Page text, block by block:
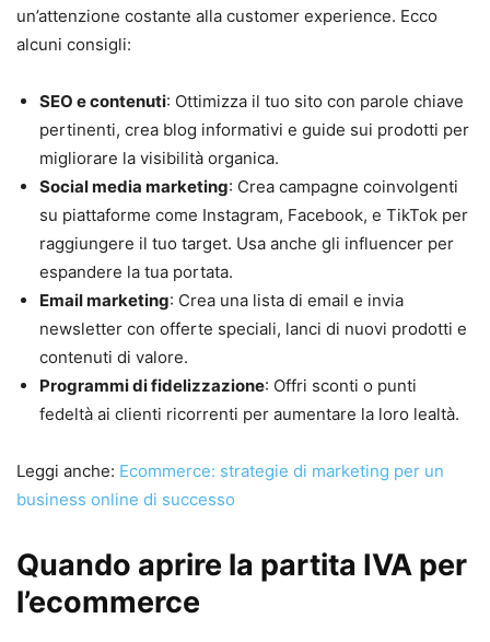
un’attenzione costante alla customer experience. Ecco
alcuni consigli:
SEO e contenuti: Ottimizza il tuo sito con parole chiave
pertinenti, crea blog informativi e guide sui prodotti per
migliorare la visibilità organica.
Social media marketing: Crea campagne coinvolgenti
su piattaforme come Instagram, Facebook, e TikTok per
raggiungere il tuo target. Usa anche gli influencer per
espandere la tua portata.
Email marketing: Crea una lista di email e invia
newsletter con offerte speciali, lanci di nuovi prodotti e
contenuti di valore.
Programmi di fidelizzazione: Offri sconti o punti
fedeltà ai clienti ricorrenti per aumentare la loro lealtà.
Leggi anche: Ecommerce: strategie di marketing per un
business online di successo
Quando aprire la partita IVA per
l’ecommerce